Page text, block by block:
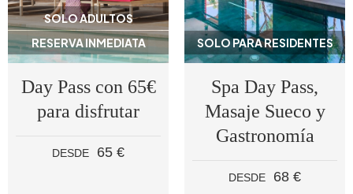
SOLO ADULTOS
RESERVA INMEDIATA
Day Pass con 65€
para disfrutar
DESDE 65 €
SOLO PARA RESIDENTES
Spa Day Pass,
Masaje Sueco y
Gastronomía
DESDE 68 €